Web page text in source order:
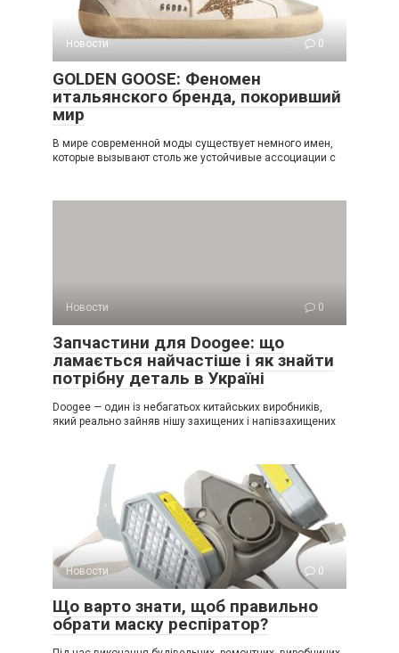
Новости 0
GOLDEN GOOSE: Феномен
итальянского бренда, покоривший
мир
В мире современной моды существует немного имен,
которые вызывают столь же устойчивые ассоциации с
Новости 0
Запчастини для Doogee: що
ламається найчастіше і як знайти
потрібну деталь в Україні
Doogee — один із небагатьох китайських виробників,
який реально зайняв нішу захищених і напівзахищених
Новости 0
Що варто знати, щоб правильно
обрати маску респіратор?